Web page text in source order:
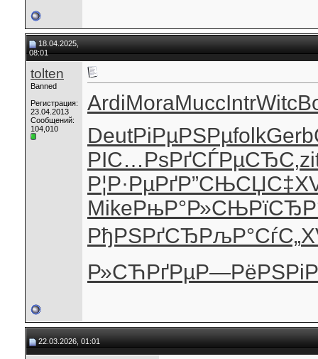
18.04.2025,
08:01
tolten
Banned
Регистрация:
23.04.2013
Сообщений:
104,010
ArdiMoraMuccIntrWitc
DeutРіРµРЅРµfolkGerb
РІС…РѕРґСЃРµСЂС‚
Р¦Р·РµРґР”СЊСЏС‡
MikeРњР°Р»СЊ
РђРЅРґСЂРљР°СѓС„
Р»СЋРґРµР—РёРЅРі
22.03.2026, 01:01